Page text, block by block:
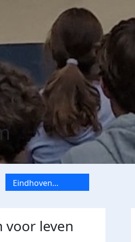
Eindhoven
Centrum De Eik
voor leven